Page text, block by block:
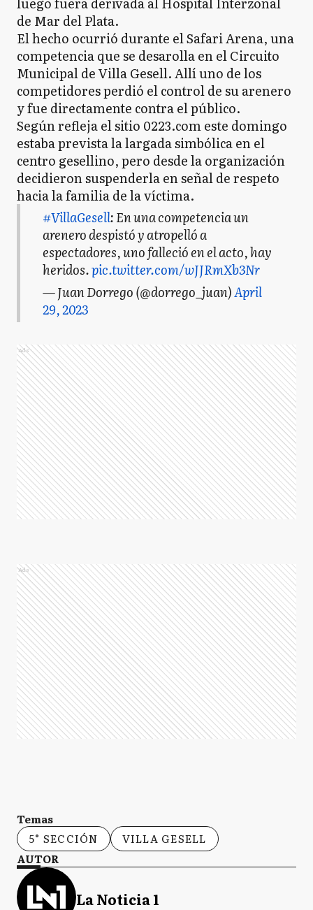
de Mar del Plata.
El hecho ocurrió durante el Safari Arena, una
competencia que se desarolla en el Circuito
Municipal de Villa Gesell. Allí uno de los
competidores perdió el control de su arenero
y fue directamente contra el público.
Según refleja el sitio 0223.com este domingo
estaba prevista la largada simbólica en el
centro gesellino, pero desde la organización
decidieron suspenderla en señal de respeto
hacia la familia de la víctima.
#VillaGesell: En una competencia un
arenero despistó y atropelló a
espectadores, uno falleció en el acto, hay
heridos.pic.twitter.com/wJJRmXb3Nr
— Juan Dorrego (@dorrego_juan)April
29, 2023
Ads
Ads
Temas
5° SECCIÓN
VILLA GESELL
AUTOR
La Noticia 1